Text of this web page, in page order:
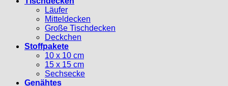
Läufer
Mitteldecken
Große Tischdecken
Deckchen
Stoffpakete
10 x 10 cm
15 x 15 cm
Sechsecke
Genähtes